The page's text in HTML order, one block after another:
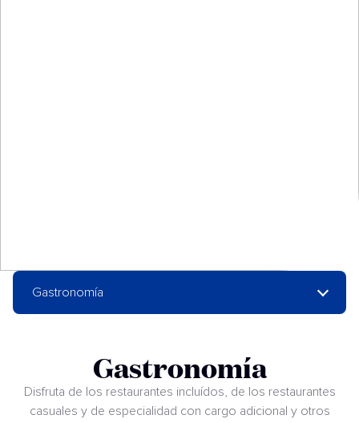
Gastronomía
Gastronomía
Disfruta de los restaurantes incluídos, de los restaurantes
casuales y de especialidad con cargo adicional y otros